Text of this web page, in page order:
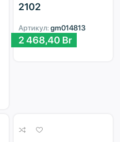
2102
Артикул: gm014813
2 468,40 Br